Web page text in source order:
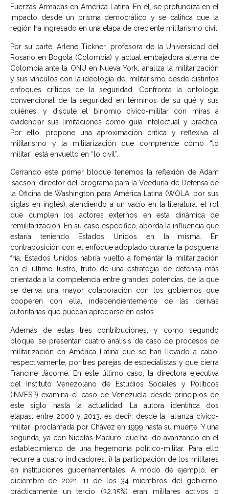
Fuerzas Armadas en América Latina. En él, se profundiza en el
impacto desde un prisma democrático y se califica que la
región ha ingresado en una etapa de creciente militarismo civil.
Por su parte, Arlene Tickner, profesora de la Universidad del
Rosario en Bogotá (Colombia) y actual embajadora alterna de
Colombia ante la ONU en Nueva York, analiza la militarización
y sus vínculos con la ideología del militarismo desde distintos
enfoques críticos de la seguridad. Confronta la ontología
convencional de la seguridad en términos de su qué y sus
quiénes; y discute el binomio cívico-militar con miras a
evidenciar sus limitaciones como guía intelectual y práctica.
Por ello, propone una aproximación crítica y reflexiva al
militarismo y la militarización que comprende cómo “lo
militar” está envuelto en “lo civil”.
Cerrando este primer bloque tenemos la reflexión de Adam
Isacson, director del programa para la Veeduría de Defensa de
la Oficina de Washington para América Latina (WOLA, por sus
siglas en inglés), atendiendo a un vacío en la literatura: el rol
que cumplen los actores externos en esta dinámica de
remilitarización. En su caso específico, aborda la influencia que
estaría teniendo Estados Unidos en la misma. En
contraposición con el enfoque adoptado durante la posguerra
fría, Estados Unidos habría vuelto a fomentar la militarización
en el último lustro, fruto de una estrategia de defensa más
orientada a la competencia entre grandes potencias, de la que
se deriva una mayor colaboración con los gobiernos que
cooperen con ella, independientemente de las derivas
autoritarias que puedan apreciarse en estos.
Además de estas tres contribuciones, y como segundo
bloque, se presentan cuatro análisis de caso de procesos de
militarización en América Latina que se han llevado a cabo,
respectivamente, por tres parejas de especialistas y que cierra
Francine Jácome. En este último caso, la directora ejecutiva
del Instituto Venezolano de Estudios Sociales y Políticos
(INVESP) examina el caso de Venezuela desde principios de
este siglo hasta la actualidad. La autora identifica dos
etapas: entre 2000 y 2013, es decir, desde la “alianza cívico-
militar” proclamada por Chávez en 1999 hasta su muerte. Y una
segunda, ya con Nicolás Maduro, que ha ido avanzando en el
establecimiento de una hegemonía político-militar. Para ello
recurre a cuatro indicadores: i) la participación de los militares
en instituciones gubernamentales. A modo de ejemplo, en
diciembre de 2021, 11 de los 34 miembros del gobierno,
prácticamente un tercio (32,35%) eran militares activos o